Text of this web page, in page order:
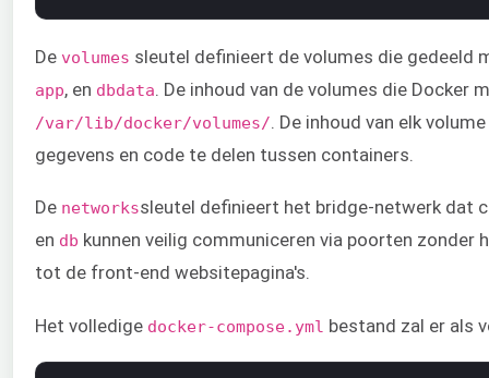
De volumes sleutel definieert de volumes die gedeeld
app, en dbdata . De inhoud van de volumes die
/var/lib/docker/volumes/ . De inhoud van elk
gegevens en code te delen tussen containers.
De networkssleutel definieert het bridge-netwerk dat
en db kunnen veilig communiceren via poorten
tot de front-end websitepagina's.
Het volledige docker-compose.yml bestand zal er als